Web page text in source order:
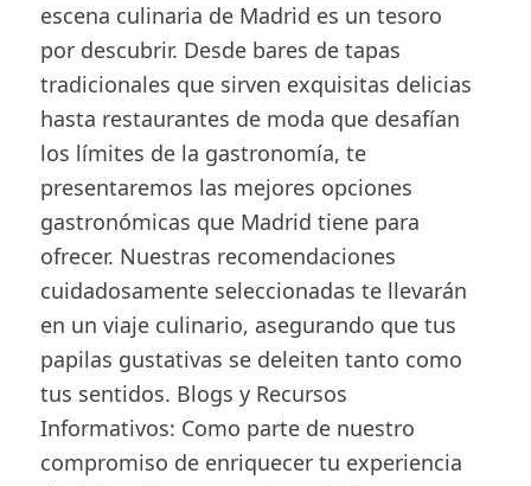
escena culinaria de Madrid es un tesoro
por descubrir. Desde bares de tapas
tradicionales que sirven exquisitas delicias
hasta restaurantes de moda que desafían
los límites de la gastronomía, te
presentaremos las mejores opciones
gastronómicas que Madrid tiene para
ofrecer. Nuestras recomendaciones
cuidadosamente seleccionadas te llevarán
en un viaje culinario, asegurando que tus
papilas gustativas se deleiten tanto como
tus sentidos. Blogs y Recursos
Informativos: Como parte de nuestro
compromiso de enriquecer tu experiencia